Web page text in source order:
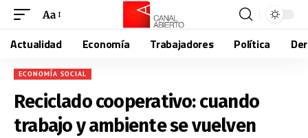
Aa
Actualidad Economía Trabajadores Política
ECONOMÍA SOCIAL
Reciclado cooperativo: cuando
trabajo y ambiente se vuelven